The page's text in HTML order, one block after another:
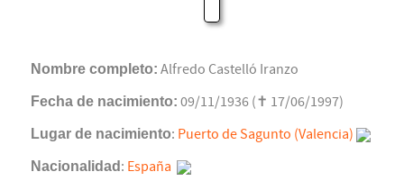
Nombre completo: Alfredo Castelló Iranzo
Fecha de nacimiento: 09/11/1936 (✝ 17/06/1997)
Lugar de nacimiento: Puerto de Sagunto (Valencia)
Nacionalidad : España